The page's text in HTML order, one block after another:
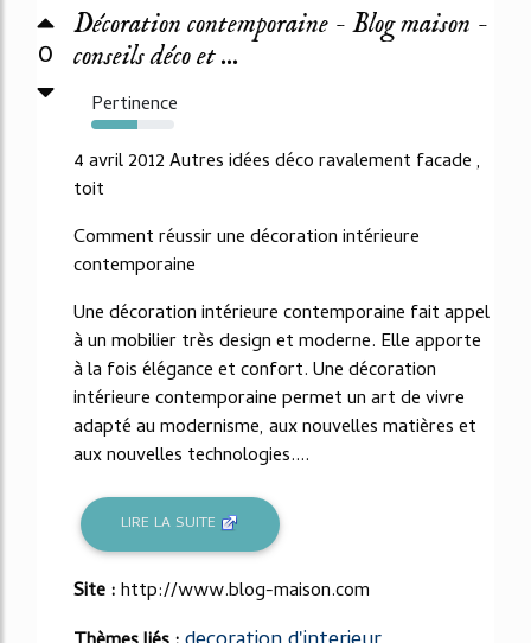
0
Décoration contemporaine - Blog maison -
conseils déco et ...
Pertinence
56%
4 avril 2012 Autres idées déco ravalement facade ,
toit
Comment réussir une décoration intérieure
contemporaine
Une décoration intérieure contemporaine fait appel
à un mobilier très design et moderne. Elle apporte
à la fois élégance et confort. Une décoration
intérieure contemporaine permet un art de vivre
adapté au modernisme, aux nouvelles matières et
aux nouvelles technologies....
LIRE LA SUITE
Site :http://www.blog-maison.com